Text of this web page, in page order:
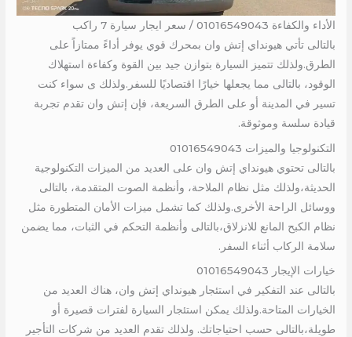
الأداء والكفاءة 01016549043 / سعر ايجار سيارة 7 راكب
بالتالى تأتي هيونداي إتش وان بمحرك قوي يوفر أداءً ممتازاً على
الطرق.ولذلك تتميز السيارة بتوازن جيد بين القوة وكفاءة استهلاك
الوقود، بالتالى مما يجعلها خيارًا اقتصاديًا للسفر.ولذلك ى سواء كنت
تسير في المدينة أو على الطرق السريعة، فإن إتش وان تقدم تجربة
قيادة سلسة وموثوقة.
التكنولوجيا والميزات 01016549043
بالتالى تحتوي هيونداي إتش وان على العديد من الميزات التكنولوجية
الحديثة،ولذلك مثل نظام الملاحة، وأنظمة الصوت المتقدمة، بالتالى
ووسائل الراحة الأخرى.ولذلك كما تشمل ميزات الأمان المتطورة مثل
نظام الكبح المانع للانزلاق،بالتالى وأنظمة التحكم في الثبات، مما يضمن
سلامة الركاب أثناء السفر.
خيارات الإيجار 01016549043
بالتالى عند التفكير في استئجار هيونداي إتش وان، هناك العديد من
الخيارات المتاحة.ولذلك يمكن استئجار السيارة لفترات قصيرة أو
طويلة،بالتالى حسب احتياجاتك. ولذلك تقدم العديد من شركات التأجير